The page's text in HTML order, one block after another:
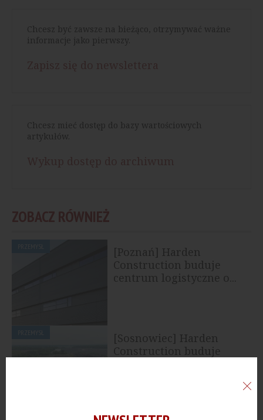
Chcesz być zawsze na bieżąco, otrzymywać ważne
informacje jako pierwszy.
Chcesz mieć dostęp do bazy wartościowych
artykułów.
ZOBACZ RÓWNIEŻ
[Poznań] Harden
Construction buduje
centrum logistyczne o...
[Sosnowiec] Harden
Construction buduje